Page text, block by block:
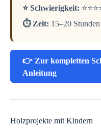
⭐ Schwierigkeit:
⏱️ Zeit: 15–20 Stunden
👉 Zur kompletten
Anleitung
Holzprojekte mit Kindern